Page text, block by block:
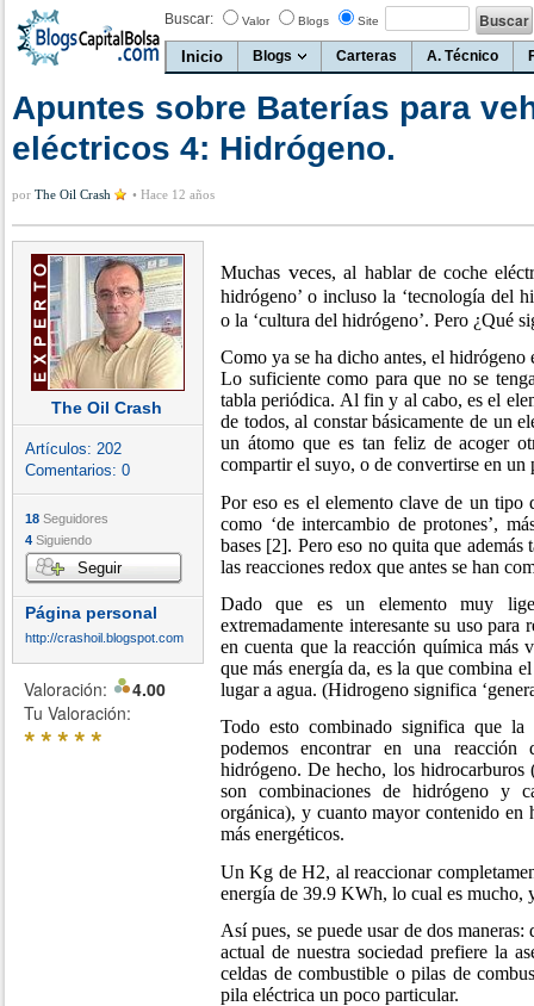
Buscar: Valor Blogs Site
Inicio Blogs Carteras A. Técnico
Apuntes sobre Baterías para
eléctricos 4: Hidrógeno.
por The Oil Crash • Hace 12 años
The Oil Crash
Artículos: 202
Comentarios: 0
18 Seguidores
4 Siguiendo
Seguir
Página personal
http://crashoil.blogspot.com
Valoración:
4.00
Tu Valoración:
*****
Muchas veces, al hablar de coche
hidrógeno’ o incluso la ‘tecnología del
o la ‘cultura del hidrógeno’. Pero ¿Qué
Como ya se ha dicho antes, el hidrógeno
Lo suficiente como para que no se
tabla periódica. Al fin y al cabo, es el
de todos, al constar básicamente de un
un átomo que es tan feliz de acoger
compartir el suyo, o de convertirse en un
Por eso es el elemento clave de un tipo
como ‘de intercambio de protones’,
bases [2]. Pero eso no quita que además
las reacciones redox que antes se han
Dado que es un elemento muy
extremadamente interesante su uso para
en cuenta que la reacción química más
que más energía da, es la que combina
lugar a agua. (Hidrogeno significa
Todo esto combinado significa que la
podemos encontrar en una reacción
hidrógeno. De hecho, los
son combinaciones de hidrógeno y
orgánica), y cuanto mayor contenido en
más energéticos.
Un Kg de H2, al reaccionar
energía de 39.9 KWh, lo cual es mucho,
Así pues, se puede usar de dos
actual de nuestra sociedad prefiere la
celdas de combustible o pilas de
pila eléctrica un poco particular.